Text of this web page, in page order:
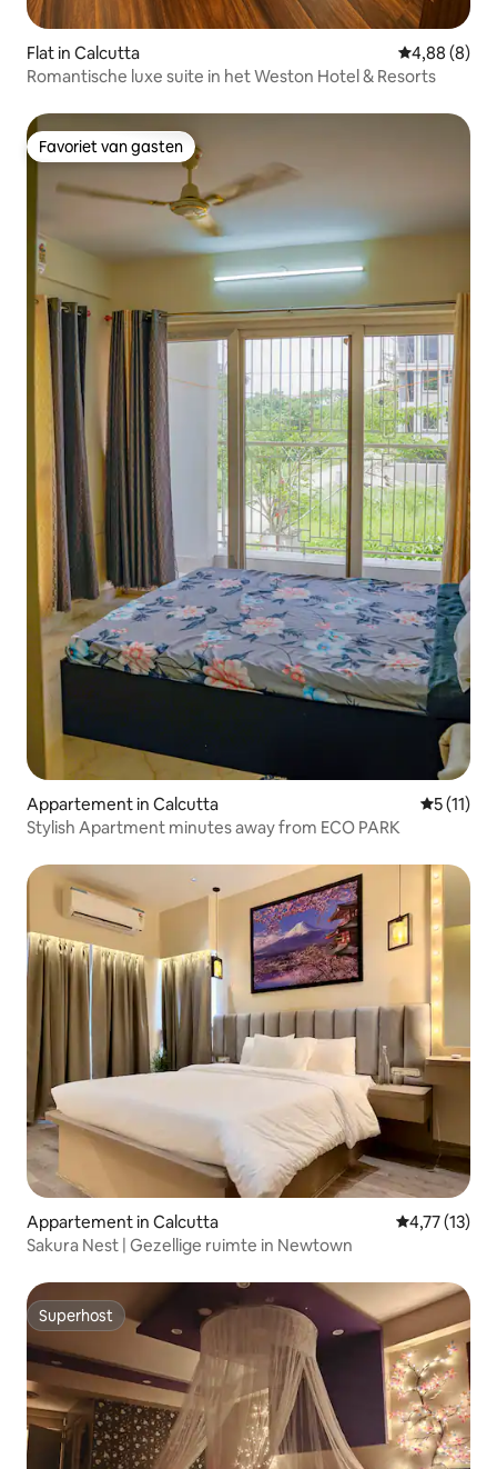
Flat in Calcutta Gemiddelde
4,88 (8)
Romantische luxe suite in het Weston Hotel & Resorts
Favoriet van gasten
Favoriet van gasten
Appartement in Calcutta
5 (11)
Stylish Apartment minutes away from ECO PARK
Appartement in Calcutta Gemiddelde
4,77 (13)
Sakura Nest | Gezellige ruimte in Newtown
Superhost
Superhost